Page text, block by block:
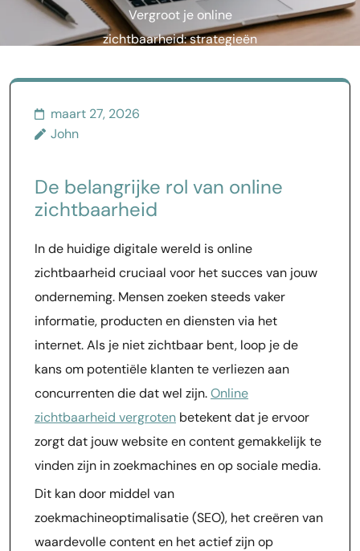
Vergroot je online
zichtbaarheid: strategieën
maart 27, 2026
John
De belangrijke rol van online
zichtbaarheid
In de huidige digitale wereld is online
zichtbaarheid cruciaal voor het succes van jouw
onderneming. Mensen zoeken steeds vaker
informatie, producten en diensten via het
internet. Als je niet zichtbaar bent, loop je de
kans om potentiële klanten te verliezen aan
concurrenten die dat wel zijn.Online
zichtbaarheid vergroten betekent dat je ervoor
zorgt dat jouw website en content gemakkelijk te
vinden zijn in zoekmachines en op sociale media.
Dit kan door middel van
zoekmachineoptimalisatie (SEO), het creëren van
waardevolle content en het actief zijn op